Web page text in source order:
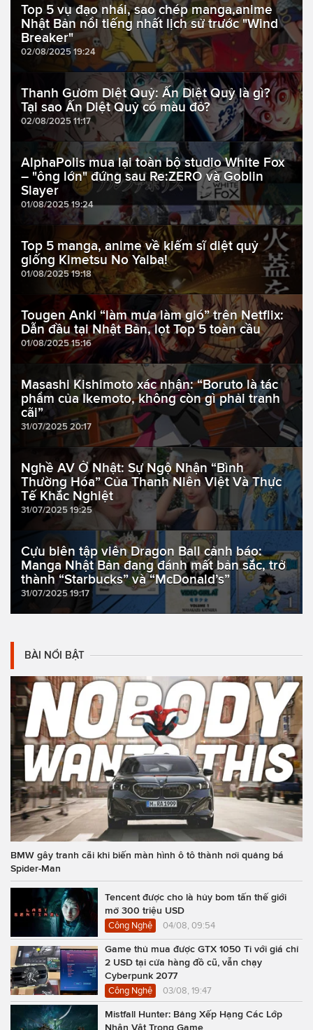
Top 5 vụ đạo nhái, sao chép manga,anime
Nhật Bản nổi tiếng nhất lịch sử trước "Wind
Breaker"
02/08/2025 19:24
Thanh Gươm Diệt Quỷ: Ấn Diệt Quỷ là gì?
Tại sao Ấn Diệt Quỷ có màu đỏ?
02/08/2025 11:17
AlphaPolis mua lại toàn bộ studio White Fox
– "ông lớn" đứng sau Re:ZERO và Goblin
Slayer
01/08/2025 19:24
Top 5 manga, anime về kiếm sĩ diệt quỷ
giống Kimetsu No Yaiba!
01/08/2025 19:18
Tougen Anki “làm mưa làm gió” trên Netflix:
Dẫn đầu tại Nhật Bản, lọt Top 5 toàn cầu
01/08/2025 15:16
Masashi Kishimoto xác nhận: “Boruto là tác
phẩm của Ikemoto, không còn gì phải tranh
cãi”
31/07/2025 20:17
Nghề AV Ở Nhật: Sự Ngộ Nhận “Bình
Thường Hóa” Của Thanh Niên Việt Và Thực
Tế Khắc Nghiệt
31/07/2025 19:25
Cựu biên tập viên Dragon Ball cảnh báo:
Manga Nhật Bản đang đánh mất bản sắc, trở
thành “Starbucks” và “McDonald’s”
31/07/2025 19:17
BÀI NỔI BẬT
BMW gây tranh cãi khi biến màn hình ô tô thành nơi quảng bá
Spider-Man
Tencent được cho là hủy bom tấn thế giới
mở 300 triệu USD
Công Nghệ 04/08, 09:54
Game thủ mua được GTX 1050 Ti với giá chỉ
2 USD tại cửa hàng đồ cũ, vẫn chạy
Cyberpunk 2077
Công Nghệ 03/08, 19:47
Mistfall Hunter: Bảng Xếp Hạng Các Lớp
Nhân Vật Trong Game